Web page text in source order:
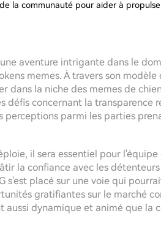
la communauté pour aider à
aventure intrigante dans le
memes. À travers son
dans la niche des memes de
défis concernant la transparence
perceptions parmi les parties
il sera essentiel pour
la confiance avec les
s'est placé sur une voie qui
gratifiantes sur le marché
aussi dynamique et animé que la